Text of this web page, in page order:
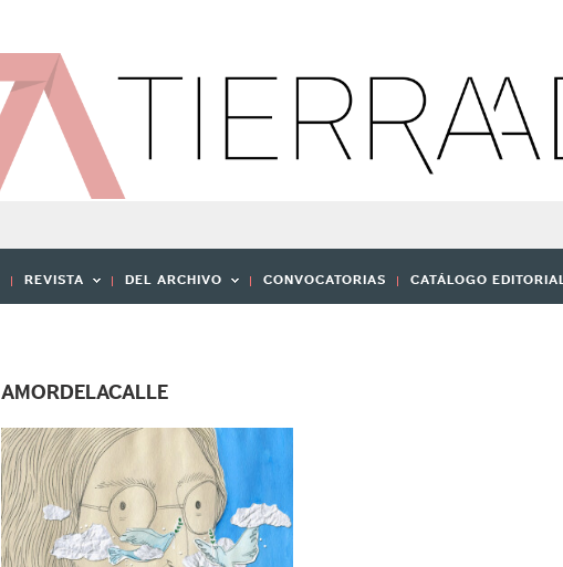
REVISTA DEL ARCHIVO CONVOCATORIAS CATÁLOGO EDITORIAL
AMORDELACALLE